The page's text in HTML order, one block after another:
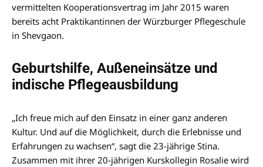
vermittelten Kooperationsvertrag im Jahr 2015 waren
bereits acht Praktikantinnen der Würzburger Pflegeschule
in Shevgaon.
Geburtshilfe, Außeneinsätze und
indische Pflegeausbildung
„Ich freue mich auf den Einsatz in einer ganz anderen
Kultur. Und auf die Möglichkeit, durch die Erlebnisse und
Erfahrungen zu wachsen“, sagt die 23-jährige Stina.
Zusammen mit ihrer 20-jährigen Kurskollegin Rosalie wird